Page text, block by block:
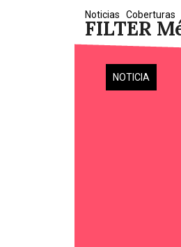
FILTER
Noticias Coberturas
NOTICIA